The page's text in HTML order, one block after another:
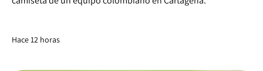
Hace 12 horas